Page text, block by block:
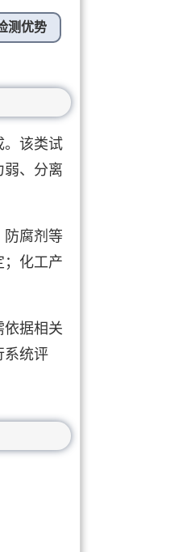
测优势
。该类试
弱、分离
防腐剂等
；化工产
依据相关
系统评